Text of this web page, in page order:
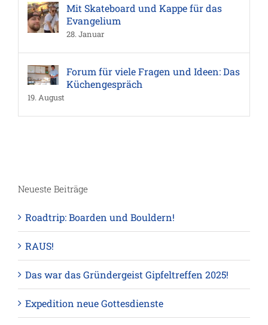
Mit Skateboard und Kappe für das
Evangelium
28. Januar
Forum für viele Fragen und Ideen: Das
Küchengespräch
19. August
Neueste Beiträge
Roadtrip: Boarden und Bouldern!
RAUS!
Das war das Gründergeist Gipfeltreffen 2025!
Expedition neue Gottesdienste